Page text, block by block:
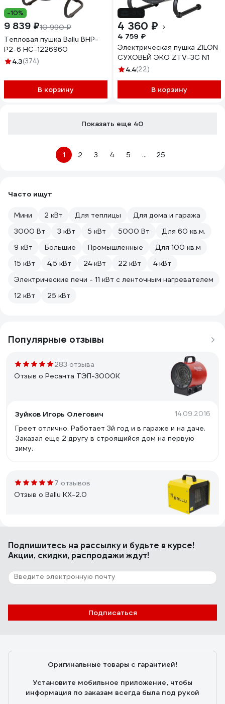
-10%
9 839 ₽10 990 ₽
Тепловая пушка Ballu BHP-
P2-6 НС-1226960
4.3(374)
В корзину
4 360 ₽
4 759 ₽
Электрическая пушка ZILON
СУХОВЕЙ ЭКО ZTV-3С N1
4.4(22)
В корзину
Показать еще 40
1 2 3 4 5 ... 25
Часто ищут
Мини 2 кВт Для теплицы
Для дома и гаража
3000 Вт
3 кВт 5 кВт 5000 Вт
Для 60 кв.м.
9 кВт
Большие Промышленные
Для 100 кв.м
15 кВт
4,5 кВт 24 кВт 22 кВт
4 кВт
Электрические печи - 11 кВт с ленточным нагревателем
12 кВт
25 кВт
Популярные отзывы
283 отзыва
Отзыв о Ресанта ТЭП-3000К
Зуйков Игорь Олегович 14.09.2016
Греет отлично. Работает 3й год и в гараже и на даче.
Заказал еще 2 другу в строящийся дом на первую
зиму.
7 отзывов
Отзыв о Ballu KX-2.0
Компактная, мощная пушка. Покупал для гаража 20 м2.
За час температура поднялась на 10 градусов.
Отзыв о QUATTRO ELEMENTI QE-3000
ETN 649-257
Евгений 12.11.2016
Цена- качество. Приятный внешний вид. Качество
Подпишитесь на рассылкуи будьте в курсе!
Акции, скидки, распродажи ждут!
Подписаться
Оригинальные товары с гарантией!
Установите мобильное приложение, чтобы
информация по заказам всегда была под рукой